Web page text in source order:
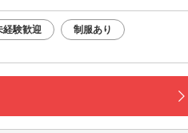
経験歓迎 制服あり